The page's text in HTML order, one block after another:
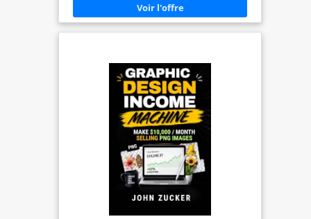
: identifie les fichiers audio et vidéo en double
pour nettoyer rapidement de grandes
bibliothèques multimédias. ✔️ Analyse complète
à vie, sans abonnement : achat unique pour 1 PC,
sans renouvellement ni frais cachés — une
solution simple pour libérer de l’espace et garder
une médiathèque propre.